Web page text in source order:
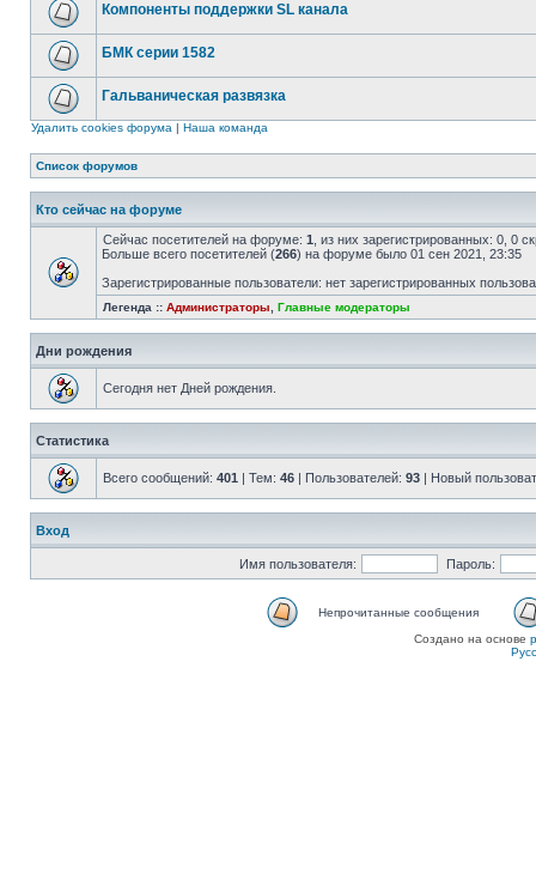
Компоненты поддержки SL канала
БМК серии 1582
Гальваническая развязка
Удалить cookies форума | Наша команда
Список форумов
Кто сейчас на форуме
Сейчас посетителей на форуме: 1 , из них зарегистрированных: 0, 0
Больше всего посетителей (266) на форуме было 01 сен 2021, 23:35
Зарегистрированные пользователи: нет зарегистрированных
Легенда :: Администраторы Главные модераторы
Дни рождения
Сегодня нет Дней рождения.
Статистика
Всего сообщений: 401 | Тем: 46 | Пользователей: 93 | Новый
Вход
Имя пользователя: Пароль:
Непрочитанные сообщения
Создано на основе